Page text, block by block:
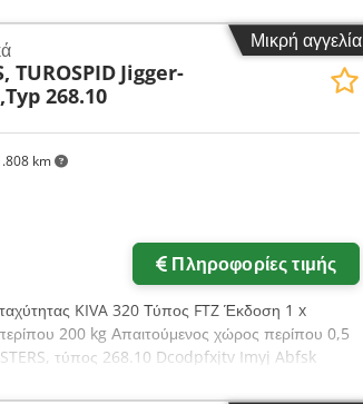
Μικρή αγγελία
km
TUROSPID Jigger-
268.10
Πληροφορίες τιμής
KIVA 320 Τύπος FTZ Έκδοση 1 x
200 kg Απαιτούμενος χώρος περίπου 0,5
τύπος 268.10 Dcodpfxjtv Imyj Abfsk